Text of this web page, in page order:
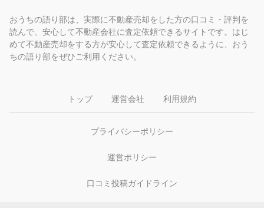
おうちの語り部は、実際に不動産売却をした方の口コミ・評判を
読んで、安心して不動産会社に査定依頼できるサイトです。はじ
めて不動産売却をする方が安心して査定依頼できるように、おう
ちの語り部をぜひご利用ください。
トップ 運営会社 利用規約
プライバシーポリシー
運営ポリシー
口コミ投稿ガイドライン